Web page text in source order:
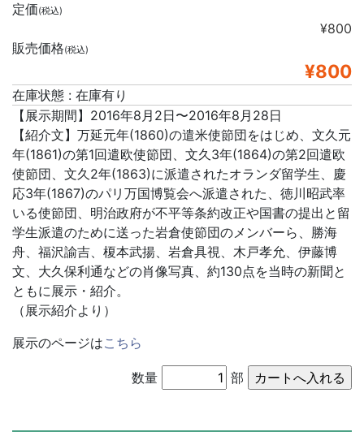
定価(税込)
¥800
販売価格(税込)
¥800
在庫状態 : 在庫有り
【展示期間】2016年8月2日〜2016年8月28日
【紹介文】万延元年(1860)の遣米使節団をはじめ、文久元
年(1861)の第1回遣欧使節団、文久3年(1864)の第2回遣欧
使節団、文久2年(1863)に派遣されたオランダ留学生、慶
応3年(1867)のパリ万国博覧会へ派遣された、徳川昭武率
いる使節団、明治政府が不平等条約改正や国書の提出と留
学生派遣のために送った岩倉使節団のメンバーら、勝海
舟、福沢諭吉、榎本武揚、岩倉具視、木戸孝允、伊藤博
文、大久保利通などの肖像写真、約130点を当時の新聞と
ともに展示・紹介。
（展示紹介より）
展示のページはこちら
数量 部